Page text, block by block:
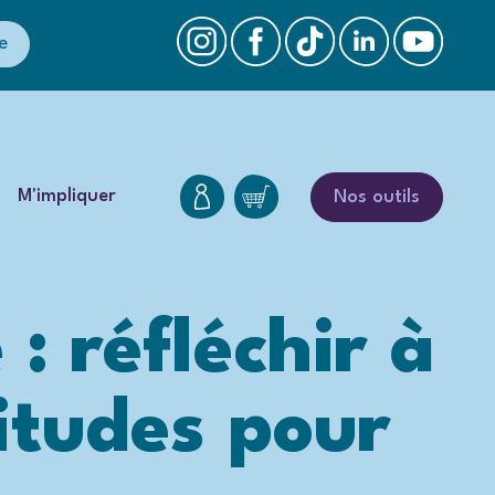
M'impliquer Nos outils
: réfléchir à
pour